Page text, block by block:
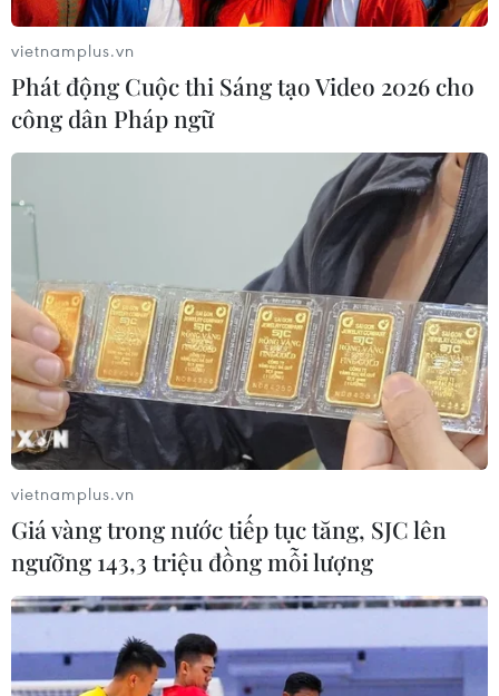
Nobel Vật lý cho công trình nghiên cứu về công nghệ
bán dẫn và laser, đã qua đời ngày 2/3 ở tuổi 89.
vietnamplus.vn
Phát động Cuộc thi Sáng tạo Video 2026 cho
công dân Pháp ngữ
vietnamplus.vn
Giá vàng trong nước tiếp tục tăng, SJC lên
ngưỡng 143,3 triệu đồng mỗi lượng